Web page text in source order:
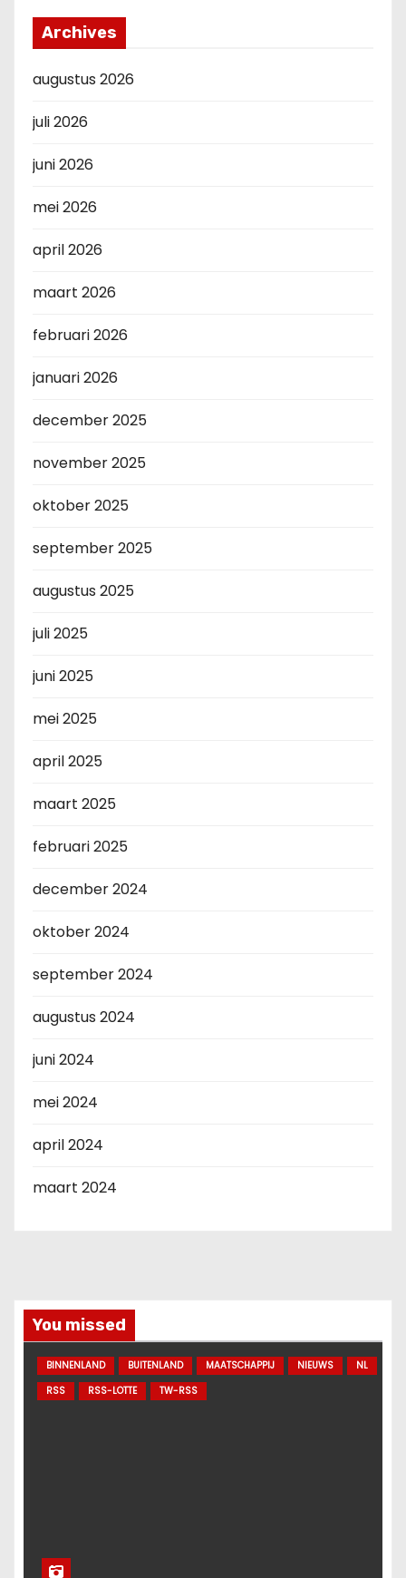
Archives
augustus 2026
juli 2026
juni 2026
mei 2026
april 2026
maart 2026
februari 2026
januari 2026
december 2025
november 2025
oktober 2025
september 2025
augustus 2025
juli 2025
juni 2025
mei 2025
april 2025
maart 2025
februari 2025
december 2024
oktober 2024
september 2024
augustus 2024
juni 2024
mei 2024
april 2024
maart 2024
You missed
BINNENLAND BUITENLAND MAATSCHAPPIJ NIEUWS
NL
RSS
RSS-LOTTE TW-RSS